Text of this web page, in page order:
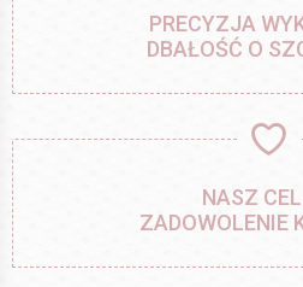
PRECYZJA
DBAŁOŚĆ O
NASZ
ZADOWOLENIE